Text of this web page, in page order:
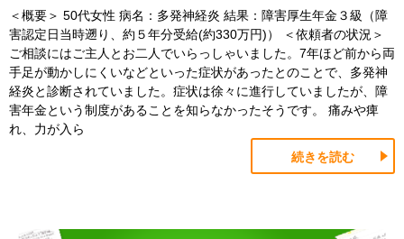
＜概要＞ 50代女性 病名：多発神経炎 結果：障害厚生年金３級（障
害認定日当時遡り、約５年分受給(約330万円)） ＜依頼者の状況＞
ご相談にはご主人とお二人でいらっしゃいました。7年ほど前から両
手足が動かしにくいなどといった症状があったとのことで、多発神
経炎と診断されていました。症状は徐々に進行していましたが、障
害年金という制度があることを知らなかったそうです。 痛みや痺
れ、力が入ら
続きを読む